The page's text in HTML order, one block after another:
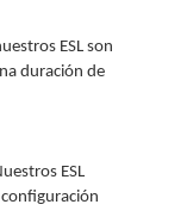
ESL son
duración de
ESL